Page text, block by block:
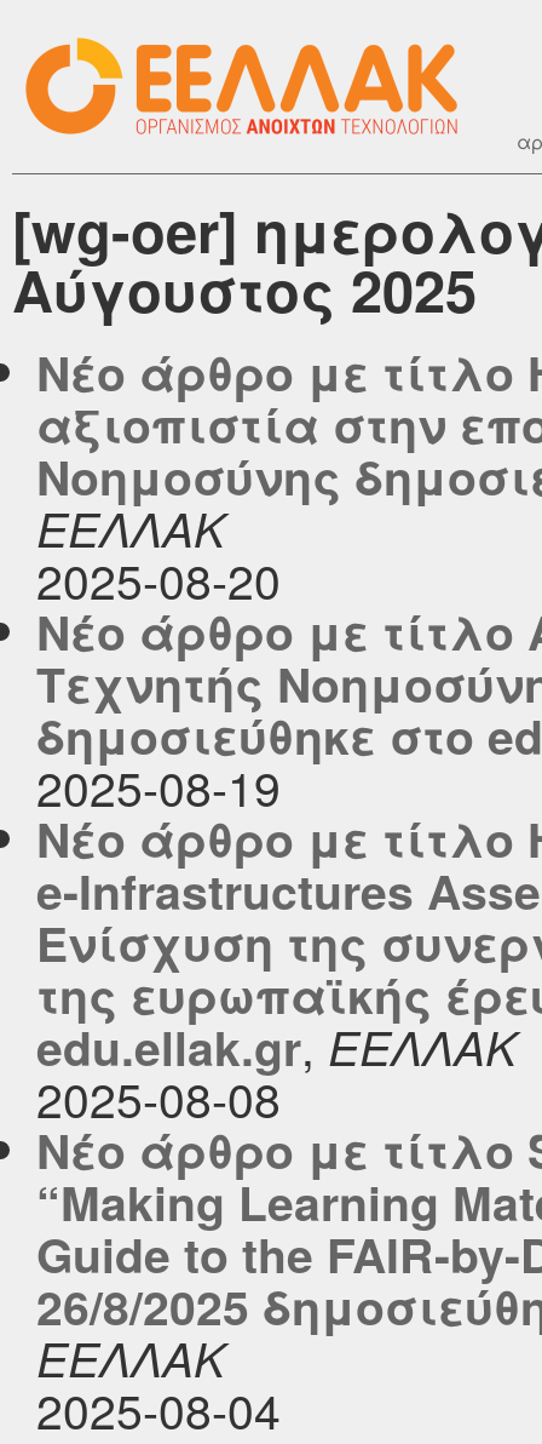
[wg-oer]
Αύγουστος 2025
Νέο άρθρο με
αξιοπιστία στην
Νοημοσύνης
ΕΕΛΛΑΚ
2025-08-20
Νέο άρθρο με
Τεχνητής
δημοσιεύθηκε στο
2025-08-19
Νέο άρθρο με τίτλο
e-Infrastructures
Ενίσχυση της
της ευρωπαϊκής
edu.ellak.gr, ΕΕΛΛΑΚ
2025-08-08
Νέο άρθρο με τίτλο
“Making Learning
Guide to the FAIR-
26/8/2025
ΕΕΛΛΑΚ
2025-08-04